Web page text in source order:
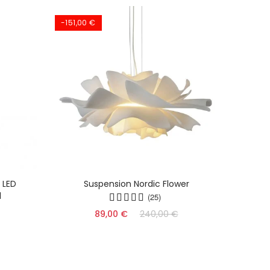
-151,00 €
Suspension Nordic Flower
(25)
89,00 € 240,00 €